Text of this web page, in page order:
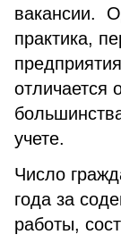
вакансии.
практика,
отличается
учете.
Число
года за
работы,